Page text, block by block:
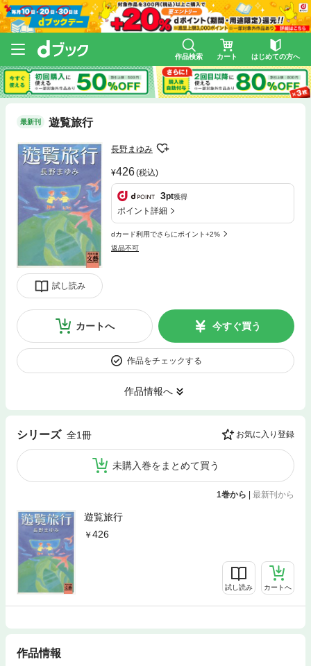
作品検索 カート はじめての方へ
最新刊 遊覧旅行
試し読み
長野まゆみ
426(税込)
3pt獲得
ポイント詳細
dカード利用でさらにポイント+2%
返品不可
カートへ 今すぐ買う
作品をチェックする
作品情報へ
シリーズ 全1冊 お気に入り登録
未購入巻をまとめて買う
1巻から | 最新刊から
遊覧旅行
426
試し読み カートへ
作品情報